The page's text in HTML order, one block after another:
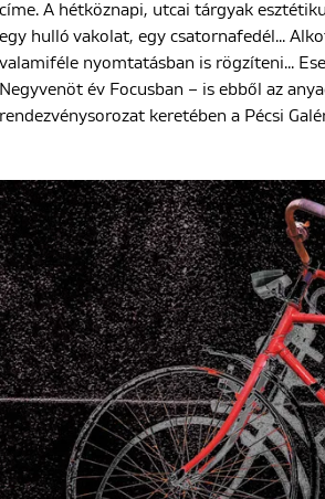
címe. A hétköznapi, utcai tárgyak
egy hulló vakolat, egy csatornafedél...
valamiféle nyomtatásban is rögzíteni...
Negyvenöt év Focusban – is ebből az
rendezvénysorozat keretében a Pécsi